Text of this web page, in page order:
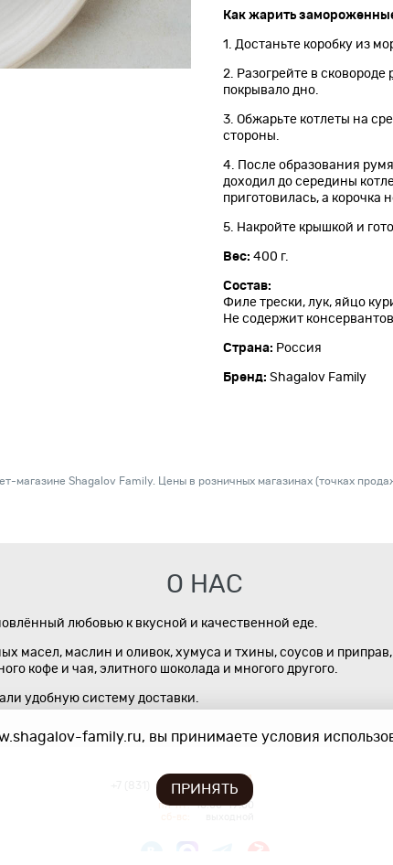
Как жарить
1. Достаньте коробку из
2. Разогрейте в сковороде
покрывало дно.
3. Обжарьте котлеты на
стороны.
4. После образования
доходил до середины
приготовилась, а корочка
5. Накройте крышкой и
Вес: 400 г.
Состав:
Филе трески, лук, яйцо
Не содержит
Страна: Россия
Бренд: Shagalov Family
магазине Shagalov Family. Цены в розничных магазинах (точках
О НАС
любовью к вкусной и качественной еде.
масел, маслин и оливок, хумуса и тхины, соусов и
кофе и чая, элитного шоколада и многого другого.
удобную систему доставки.
413-14-41
пн-пт: 10:00–19:00
family.ru, вы принимаете условия
ПРИНЯТЬ